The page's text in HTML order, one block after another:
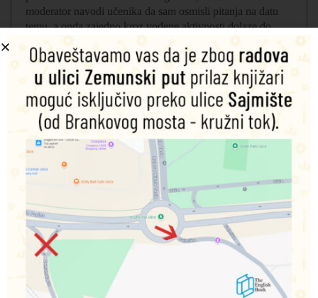
moderator navodi učenika da sam osmisli pitanja na datu
temu, a onda zajedno kroz vođene aktivnosti dolaze do
rešenja i odgovora.
Vokabular se oslanja na silabus preporučen od strane
Cambridge English qualifications, tako da je kompatibilan
sa programom polaganja ispita.
Program ima poseban osvrt na: rad u odeljenjima sa
mešovitim nivoima znanja, razvijanje različitih vrsta
inteligencije i na različitost kod učenika bilo da su učenici
sa posebnim potrebama (SEN-special educational needs) ili
nadarena deca, jer svaka od ovih grupa zahteva
specijalizovane materijale i pristup.
Po 11 strana sa aktivnostima i dodatnim tekstovima koji
su usmereni ka upotrebnoj funkciji jezika
10 strana zadataka za Cambridge English A1 Flyers test
Dodatna gramatička vežbanja i za praznične lekcije
Dodatne strane za svaki projekat iz udžbenika